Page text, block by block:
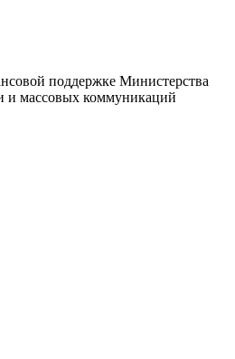
поддержке Министерства
и массовых коммуникаций